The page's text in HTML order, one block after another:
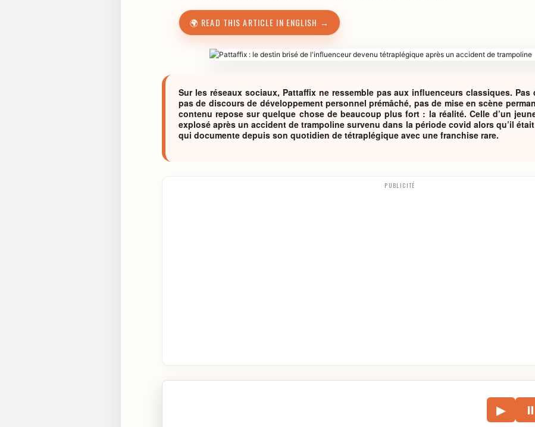
🌍 READ THIS ARTICLE IN ENGLISH →
Sur les réseaux sociaux, Pattaffix ne ressemble pas aux influenceurs classiques. Pas
pas de discours de développement personnel prémâché, pas de mise en scène
contenu repose sur quelque chose de beaucoup plus fort : la réalité. Celle d’un
explosé après un accident de trampoline survenu dans la période covid alors qu’il
qui documente depuis son quotidien de tétraplégique avec une franchise rare.
PUBLICITÉ
▶ ⏸